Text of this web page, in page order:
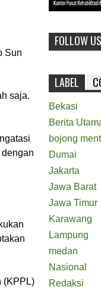
Sun
saja.
(KPPL)
FOLLOW US
LABEL
Bekasi
Berita
bojong
Dumai
Jakarta
Jawa Barat
Jawa Timur
Karawang
Lampung
medan
Nasional
Redaksi